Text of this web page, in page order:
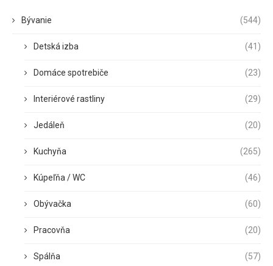
Bývanie (544)
Detská izba (41)
Domáce spotrebiče (23)
Interiérové rastliny (29)
Jedáleň (20)
Kuchyňa (265)
Kúpeľňa / WC (46)
Obývačka (60)
Pracovňa (20)
Spálňa (57)